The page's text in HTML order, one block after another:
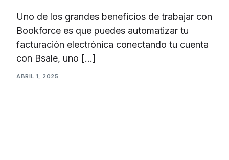
Uno de los grandes beneficios de trabajar con
Bookforce es que puedes automatizar tu
facturación electrónica conectando tu cuenta
con Bsale, uno […]
ABRIL 1, 2025